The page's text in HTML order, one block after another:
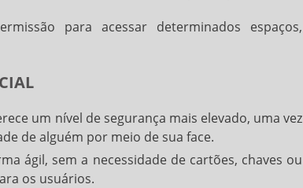
para acessar determinados espaços,
um nível de segurança mais elevado, uma vez
de alguém por meio de sua face.
ágil, sem a necessidade de cartões, chaves ou
os usuários.